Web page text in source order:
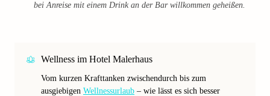
bei Anreise mit einem Drink an der Bar willkommen geheißen.
Wellness im Hotel Malerhaus
Vom kurzen Krafttanken zwischendurch bis zum
ausgiebigen Wellnessurlaub – wie lässt es sich besser